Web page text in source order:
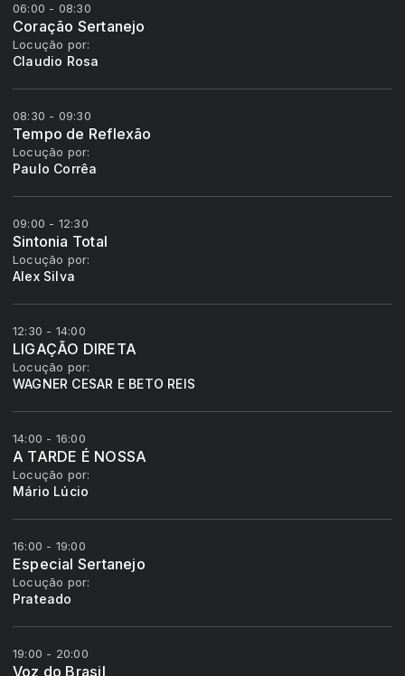
06:00 - 08:30
Coração Sertanejo
Locução por:
Claudio Rosa
08:30 - 09:30
Tempo de Reflexão
Locução por:
Paulo Corrêa
09:00 - 12:30
Sintonia Total
Locução por:
Alex Silva
12:30 - 14:00
LIGAÇÃO DIRETA
Locução por:
WAGNER CESAR E BETO REIS
14:00 - 16:00
A TARDE É NOSSA
Locução por:
Mário Lúcio
16:00 - 19:00
Especial Sertanejo
Locução por:
Prateado
19:00 - 20:00
Voz do Brasil